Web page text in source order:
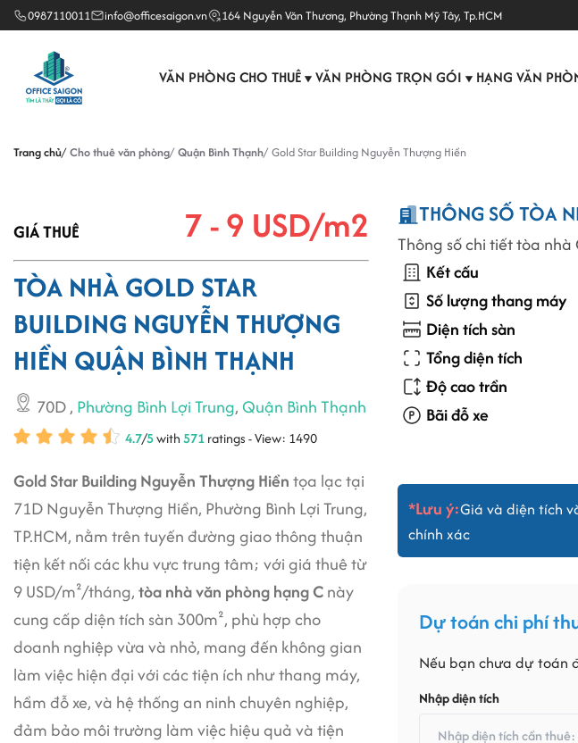
0987110011 info@officesaigon.vn 164 Nguyễn Văn Thương, Phường Thạnh Mỹ Tây, Tp.HCM
VĂN PHÒNG CHO THUÊ ▼ VĂN PHÒNG TRỌN GÓI ▼ HẠNG VĂN
Trang chủ Cho thuê văn phòng Quận Bình Thạnh Gold Star Building Nguyễn Thượng Hiền
GIÁ THUÊ 7 - 9 USD/m2
TÒA NHÀ GOLD STAR
BUILDING NGUYỄN THƯỢNG
HIỀN QUẬN BÌNH THẠNH
70D, Phường Bình Lợi Trung,Quận Bình Thạnh
4.7/5with571ratings - View: 1490
Gold Star Building Nguyễn Thượng Hiềntọa lạc tại
71D Nguyễn Thượng Hiền, Phường Bình Lợi Trung,
TP.HCM, nằm trên tuyến đường giao thông thuận
tiện kết nối các khu vực trung tâm; với giá thuê từ
9 USD/m²/tháng,tòa nhà văn phòng hạng Cnày
cung cấp diện tích sàn 300m², phù hợp cho
doanh nghiệp vừa và nhỏ, mang đến không gian
làm việc hiện đại với các tiện ích như thang máy,
hầm đỗ xe, và hệ thống an ninh chuyên nghiệp,
đảm bảo môi trường làm việc hiệu quả và tiện
THÔNG SỐ TÒA
Thông số chi tiết tòa
Kết cấu
Số lượng thang máy
Diện tích sàn
Tổng diện tích
Độ cao trần
Bãi đỗ xe
*Lưu ý:Giá và diện tích
chính xác
Dự toán chi phí
Nếu bạn chưa dự toán
Nhập diện tích